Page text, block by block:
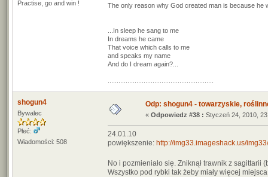
Practise, go and win !
The only reason why God created man is because he
...In sleep he sang to me
In dreams he came
That voice which calls to me
and speaks my name
And do I dream again?...
shogun4
Bywalec
Płeć:
Wiadomości: 508
Odp: shogun4 - towarzyskie,
« Odpowiedz #38 : Styczeń 24, 2010,
24.01.10
powiększenie: http://img33.imageshack.us/
No i pozmieniało się. Zniknął trawnik z sagittarii
Wszystko pod rybki tak żeby miały więcej